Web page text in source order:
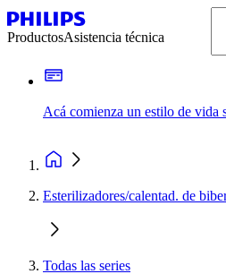
ProductosAsistencia técnica
Acá comienza un estilo de vida
Esterilizadores/calentad. de
Todas las series